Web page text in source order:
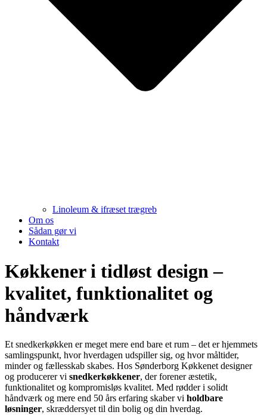
Linoleum & ifræset trægreb
Om os
Sådan gør vi
Kontakt
Køkkener i tidløst design –
kvalitet, funktionalitet og
håndværk
Et snedkerkøkken er meget mere end bare et rum – det er hjemmets
samlingspunkt, hvor hverdagen udspiller sig, og hvor måltider,
minder og fællesskab skabes. Hos Sønderborg Køkkenet designer
og producerer vi snedkerkøkkener, der forener æstetik,
funktionalitet og kompromisløs kvalitet. Med rødder i solidt
håndværk og mere end 50 års erfaring skaber vi holdbare
løsninger, skræddersyet til din bolig og din hverdag.